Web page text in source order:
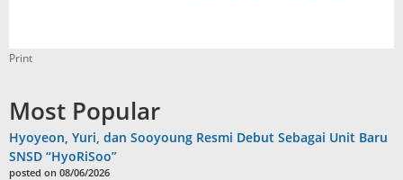
Print
Most Popular
Hyoyeon, Yuri, dan Sooyoung Resmi Debut Sebagai Unit Baru
SNSD “HyoRiSoo”
posted on 08/06/2026